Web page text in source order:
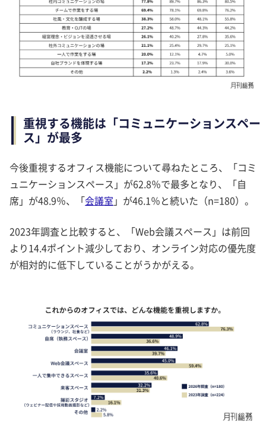
重視する機能は「コミュニケーションスペー
ス」が最多
今後重視するオフィス機能について尋ねたところ、「コミ
ュニケーションスペース」が62.8％で最多となり、「自
席」が48.9％、「会議室 」が46.1％と続いた（n=180）。
2023年調査と比較すると、「Web会議スペース」は前回
より14.4ポイント減少しており、オンライン対応の優先度
が相対的に低下していることがうかがえる。